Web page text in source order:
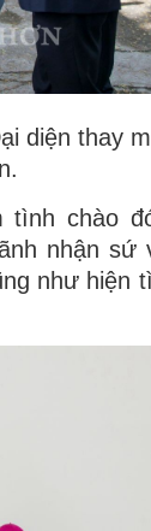
diện thay
chào
nhận
như hiện